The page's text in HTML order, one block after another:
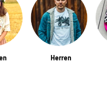
Herren